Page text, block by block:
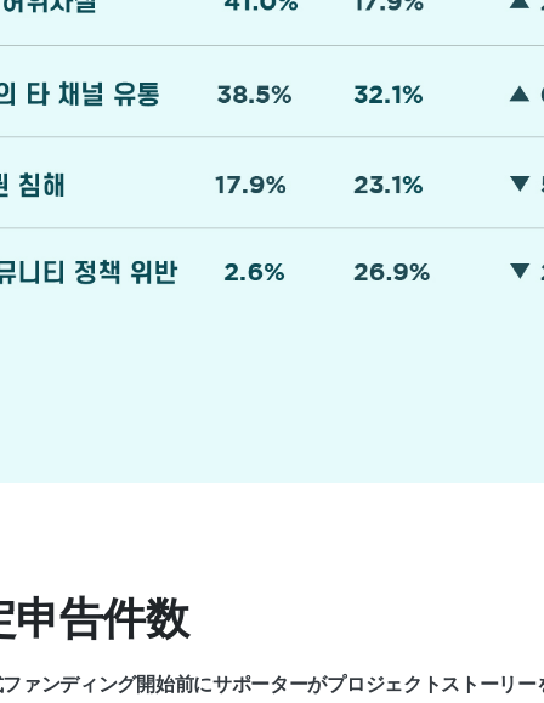
申告件数
ァンディング開始前にサポーターがプロジェクトストーリ